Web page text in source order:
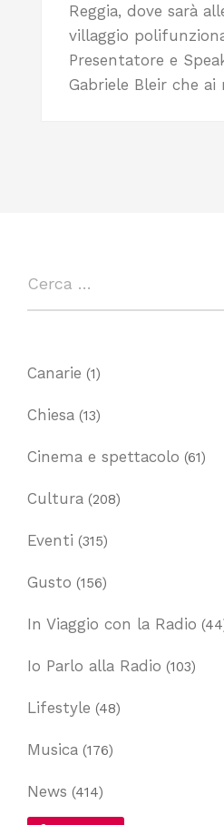
Reggia, dove sarà
villaggio
Presentatore e
Gabriele Bleir che
Canarie (1)
Chiesa (13)
Cinema e spettacolo (61)
Cultura (208)
Eventi (315)
Gusto (156)
In Viaggio con la Radio
Io Parlo alla Radio (103)
Lifestyle (48)
Musica (176)
News (414)